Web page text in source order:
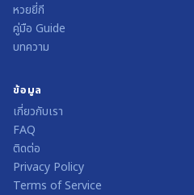
หวยยี่กี
คู่มือ Guide
บทความ
ข้อมูล
เกี่ยวกับเรา
FAQ
ติดต่อ
Privacy Policy
Terms of Service